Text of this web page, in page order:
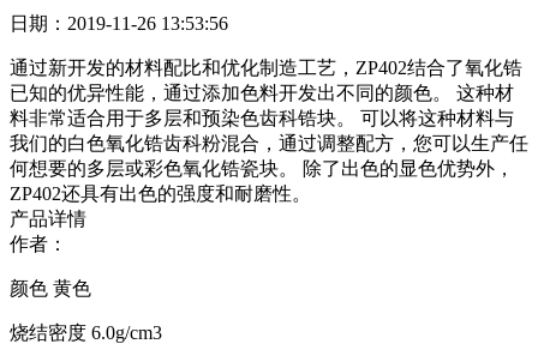
日期：2019-11-26 13:53:56
通过新开发的材料配比和优化制造工艺，ZP402结合了氧化锆
已知的优异性能，通过添加色料开发出不同的颜色。 这种材
料非常适合用于多层和预染色齿科锆块。 可以将这种材料与
我们的白色氧化锆齿科粉混合，通过调整配方，您可以生产任
何想要的多层或彩色氧化锆瓷块。 除了出色的显色优势外，
ZP402还具有出色的强度和耐磨性。
产品详情
作者：
颜色 黄色
烧结密度 6.0g/cm3